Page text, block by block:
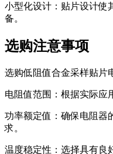
小型化设计：贴片设计使
备。
选购注意事项
选购低阻值合金采样贴片
电阻值范围：根据实际应
功率额定值：确保电阻器
求。
温度稳定性：选择具有良